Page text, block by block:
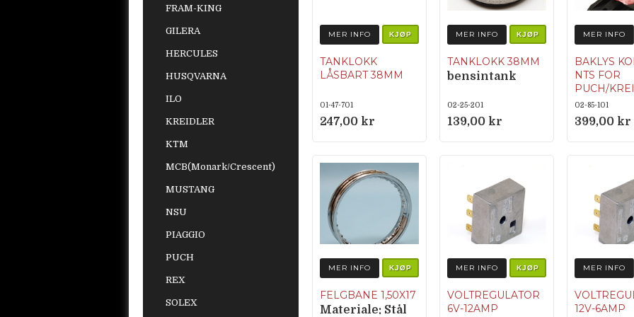
FRAM-KING
GILERA
HERCULES
HUSQVARNA
ILO
KREIDLER
KTM
MCB(Monark/Crescent)
MUSTANG
NSU
PIAGGIO
PUCH
REX
SOLEX
MER INFO KJØP
TANKLOKK
LÅSBART 38MM
01-47-701
247,00 kr
MER INFO KJØP
TANKLOKK 38MM
bensintank
02-25-201
139,00 kr
MER INFO
BAKLYS
NTS FOR
PUCH/
HERCULES
ULO-type:
BA15S
pære
1481
Artnr
56-1311
5W)
HET!
02-85-101
399,00 kr
MER INFO KJØP
FELGBANE 1,50X17
Materiale: Stål
MER INFO KJØP
VOLTREGULATOR
6V-12AMP
MER INFO
12V-6AMP